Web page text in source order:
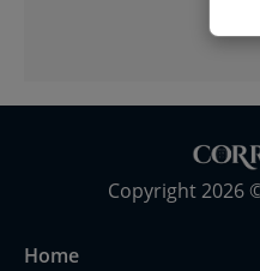
Copyright 2026
Home